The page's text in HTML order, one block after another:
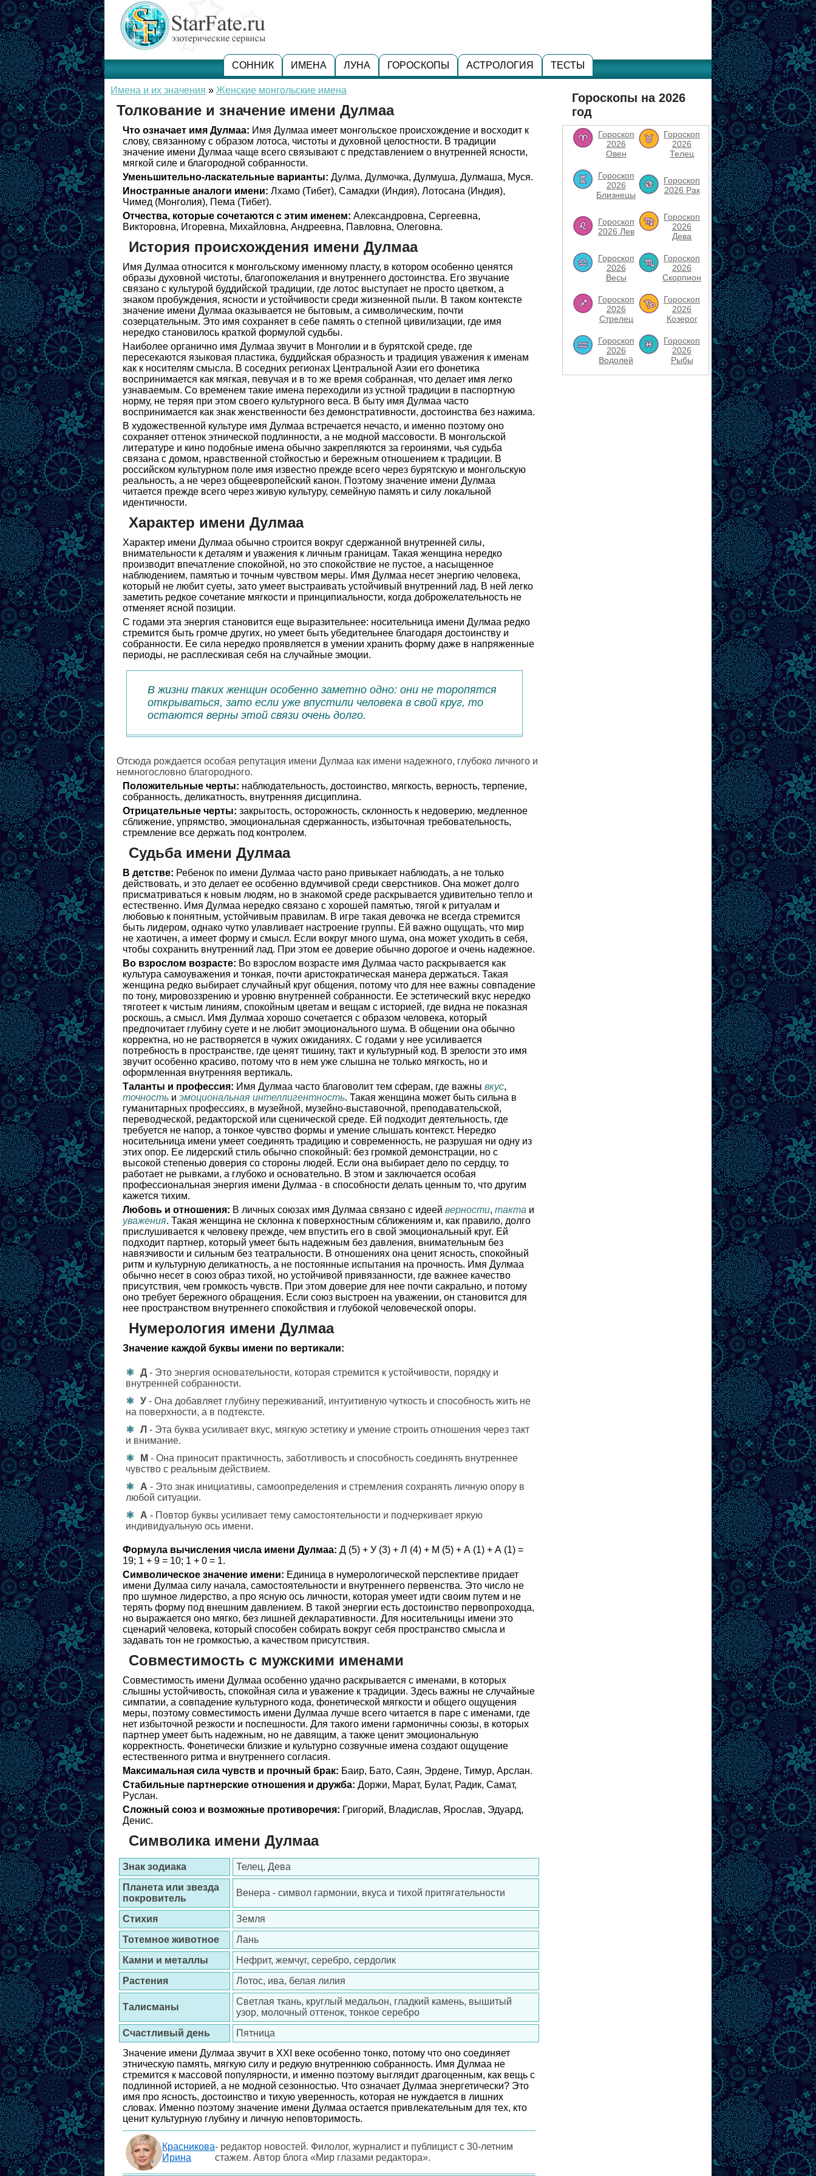
СОННИК ИМЕНА ЛУНА ГОРОСКОПЫ АСТРОЛОГИЯ ТЕСТЫ
Имена и их значения » Женские монгольские имена
Толкование и значение имени Дулмаа
Что означает имя Дулмаа: Имя Дулмаа имеет монгольское происхождение и восходит к
слову, связанному с образом лотоса, чистоты и духовной целостности. В традиции
значение имени Дулмаа чаще всего связывают с представлением о внутренней ясности,
мягкой силе и благородной собранности.
Уменьшительно-ласкательные варианты: Дулма, Дулмочка, Дулмуша, Дулмаша, Муся.
Иностранные аналоги имени: Лхамо (Тибет), Самадхи (Индия), Лотосана (Индия),
Чимед (Монголия), Пема (Тибет).
Отчества, которые сочетаются с этим именем: Александровна, Сергеевна,
Викторовна, Игоревна, Михайловна, Андреевна, Павловна, Олеговна.
История происхождения имени Дулмаа
Имя Дулмаа относится к монгольскому именному пласту, в котором особенно ценятся
образы духовной чистоты, благопожелания и внутреннего достоинства. Его звучание
связано с культурой буддийской традиции, где лотос выступает не просто цветком, а
знаком пробуждения, ясности и устойчивости среди жизненной пыли. В таком контексте
значение имени Дулмаа оказывается не бытовым, а символическим, почти
созерцательным. Это имя сохраняет в себе память о степной цивилизации, где имя
нередко становилось краткой формулой судьбы.
Наиболее органично имя Дулмаа звучит в Монголии и в бурятской среде, где
пересекаются языковая пластика, буддийская образность и традиция уважения к именам
как к носителям смысла. В соседних регионах Центральной Азии его фонетика
воспринимается как мягкая, певучая и в то же время собранная, что делает имя легко
узнаваемым. Со временем такие имена переходили из устной традиции в паспортную
норму, не теряя при этом своего культурного веса. В быту имя Дулмаа часто
воспринимается как знак женственности без демонстративности, достоинства без нажима.
В художественной культуре имя Дулмаа встречается нечасто, и именно поэтому оно
сохраняет оттенок этнической подлинности, а не модной массовости. В монгольской
литературе и кино подобные имена обычно закрепляются за героинями, чья судьба
связана с домом, нравственной стойкостью и бережным отношением к традиции. В
российском культурном поле имя известно прежде всего через бурятскую и монгольскую
реальность, а не через общеевропейский канон. Поэтому значение имени Дулмаа
читается прежде всего через живую культуру, семейную память и силу локальной
идентичности.
Характер имени Дулмаа
Характер имени Дулмаа обычно строится вокруг сдержанной внутренней силы,
внимательности к деталям и уважения к личным границам. Такая женщина нередко
производит впечатление спокойной, но это спокойствие не пустое, а насыщенное
наблюдением, памятью и точным чувством меры. Имя Дулмаа несет энергию человека,
который не любит суеты, зато умеет выстраивать устойчивый внутренний лад. В ней легко
заметить редкое сочетание мягкости и принципиальности, когда доброжелательность не
отменяет ясной позиции.
С годами эта энергия становится еще выразительнее: носительница имени Дулмаа редко
стремится быть громче других, но умеет быть убедительнее благодаря достоинству и
собранности. Ее сила нередко проявляется в умении хранить форму даже в напряженные
периоды, не расплескивая себя на случайные эмоции.
В жизни таких женщин особенно заметно одно: они не торопятся
открываться, зато если уже впустили человека в свой круг, то
остаются верны этой связи очень долго.
Отсюда рождается особая репутация имени Дулмаа как имени надежного, глубоко личного и
немногословно благородного.
Положительные черты: наблюдательность, достоинство, мягкость, верность, терпение,
собранность, деликатность, внутренняя дисциплина.
Отрицательные черты: закрытость, осторожность, склонность к недоверию, медленное
сближение, упрямство, эмоциональная сдержанность, избыточная требовательность,
стремление все держать под контролем.
Судьба имени Дулмаа
В детстве: Ребенок по имени Дулмаа часто рано привыкает наблюдать, а не только
действовать, и это делает ее особенно вдумчивой среди сверстников. Она может долго
присматриваться к новым людям, но в знакомой среде раскрывается удивительно тепло и
естественно. Имя Дулмаа нередко связано с хорошей памятью, тягой к ритуалам и
любовью к понятным, устойчивым правилам. В игре такая девочка не всегда стремится
быть лидером, однако чутко улавливает настроение группы. Ей важно ощущать, что мир
не хаотичен, а имеет форму и смысл. Если вокруг много шума, она может уходить в себя,
чтобы сохранить внутренний лад. При этом ее доверие обычно дорогое и очень надежное.
Во взрослом возрасте: Во взрослом возрасте имя Дулмаа часто раскрывается как
культура самоуважения и тонкая, почти аристократическая манера держаться. Такая
женщина редко выбирает случайный круг общения, потому что для нее важны совпадение
по тону, мировоззрению и уровню внутренней собранности. Ее эстетический вкус нередко
тяготеет к чистым линиям, спокойным цветам и вещам с историей, где видна не показная
роскошь, а смысл. Имя Дулмаа хорошо сочетается с образом человека, который
предпочитает глубину суете и не любит эмоционального шума. В общении она обычно
корректна, но не растворяется в чужих ожиданиях. С годами у нее усиливается
потребность в пространстве, где ценят тишину, такт и культурный код. В зрелости это имя
звучит особенно красиво, потому что в нем уже слышна не только мягкость, но и
оформленная внутренняя вертикаль.
Таланты и профессия: Имя Дулмаа часто благоволит тем сферам, где важны вкус,
точность и эмоциональная интеллигентность. Такая женщина может быть сильна в
гуманитарных профессиях, в музейной, музейно-выставочной, преподавательской,
переводческой, редакторской или сценической среде. Ей подходит деятельность, где
требуется не напор, а тонкое чувство формы и умение слышать контекст. Нередко
носительница имени умеет соединять традицию и современность, не разрушая ни одну из
этих опор. Ее лидерский стиль обычно спокойный: без громкой демонстрации, но с
высокой степенью доверия со стороны людей. Если она выбирает дело по сердцу, то
работает не рывками, а глубоко и основательно. В этом и заключается особая
профессиональная энергия имени Дулмаа - в способности делать ценным то, что другим
кажется тихим.
Любовь и отношения: В личных союзах имя Дулмаа связано с идеей верности, такта и
уважения. Такая женщина не склонна к поверхностным сближениям и, как правило, долго
прислушивается к человеку прежде, чем впустить его в свой эмоциональный круг. Ей
подходит партнер, который умеет быть надежным без давления, внимательным без
навязчивости и сильным без театральности. В отношениях она ценит ясность, спокойный
ритм и культурную деликатность, а не постоянные испытания на прочность. Имя Дулмаа
обычно несет в союз образ тихой, но устойчивой привязанности, где важнее качество
присутствия, чем громкость чувств. При этом доверие для нее почти сакрально, и потому
оно требует бережного обращения. Если союз выстроен на уважении, он становится для
нее пространством внутреннего спокойствия и глубокой человеческой опоры.
Нумерология имени Дулмаа
Значение каждой буквы имени по вертикали:
Д - Это энергия основательности, которая стремится к устойчивости, порядку и
внутренней собранности.
У - Она добавляет глубину переживаний, интуитивную чуткость и способность жить не
на поверхности, а в подтексте.
Л - Эта буква усиливает вкус, мягкую эстетику и умение строить отношения через такт
и внимание.
М - Она приносит практичность, заботливость и способность соединять внутреннее
чувство с реальным действием.
А - Это знак инициативы, самоопределения и стремления сохранять личную опору в
любой ситуации.
А - Повтор буквы усиливает тему самостоятельности и подчеркивает яркую
индивидуальную ось имени.
Формула вычисления числа имени Дулмаа: Д (5) + У (3) + Л (4) + М (5) + А (1) + А (1) =
19; 1 + 9 = 10; 1 + 0 = 1.
Символическое значение имени: Единица в нумерологической перспективе придает
имени Дулмаа силу начала, самостоятельности и внутреннего первенства. Это число не
про шумное лидерство, а про ясную ось личности, которая умеет идти своим путем и не
терять форму под внешним давлением. В такой энергии есть достоинство первопроходца,
но выражается оно мягко, без лишней декларативности. Для носительницы имени это
сценарий человека, который способен собирать вокруг себя пространство смысла и
задавать тон не громкостью, а качеством присутствия.
Совместимость с мужскими именами
Совместимость имени Дулмаа особенно удачно раскрывается с именами, в которых
слышны устойчивость, спокойная сила и уважение к традиции. Здесь важны не случайные
симпатии, а совпадение культурного кода, фонетической мягкости и общего ощущения
меры, поэтому совместимость имени Дулмаа лучше всего читается в паре с именами, где
нет избыточной резкости и поспешности. Для такого имени гармоничны союзы, в которых
партнер умеет быть надежным, но не давящим, а также ценит эмоциональную
корректность. Фонетически близкие и культурно созвучные имена создают ощущение
естественного ритма и внутреннего согласия.
Максимальная сила чувств и прочный брак: Баир, Бато, Саян, Эрдене, Тимур, Арслан.
Стабильные партнерские отношения и дружба: Доржи, Марат, Булат, Радик, Самат,
Руслан.
Сложный союз и возможные противоречия: Григорий, Владислав, Ярослав, Эдуард,
Денис.
Символика имени Дулмаа
Знак зодиака
Телец, Дева
Планета или звезда
покровитель
Венера - символ гармонии, вкуса и тихой притягательности
Стихия
Земля
Тотемное животное
Лань
Камни и металлы
Нефрит, жемчуг, серебро, сердолик
Растения
Лотос, ива, белая лилия
Талисманы
Светлая ткань, круглый медальон, гладкий камень, вышитый
узор, молочный оттенок, тонкое серебро
Счастливый день
Пятница
Значение имени Дулмаа звучит в XXI веке особенно тонко, потому что оно соединяет
этническую память, мягкую силу и редкую внутреннюю собранность. Имя Дулмаа не
стремится к массовой популярности, и именно поэтому выглядит драгоценным, как вещь с
подлинной историей, а не модной сезонностью. Что означает Дулмаа энергетически? Это
имя про ясность, достоинство и тихую уверенность, которая не нуждается в лишних
словах. Именно поэтому значение имени Дулмаа остается привлекательным для тех, кто
ценит культурную глубину и личную неповторимость.
Красникова
Ирина
- редактор новостей. Филолог, журналист и публицист с 30-летним
стажем. Автор блога «Мир глазами редактора».
Гороскопы на 2026
год
Гороскоп
2026
Овен
Гороскоп
2026
Телец
Гороскоп
2026
Близнецы
Гороскоп
2026 Рак
Гороскоп
2026 Лев
Гороскоп
2026
Дева
Гороскоп
2026
Весы
Гороскоп
2026
Скорпион
Гороскоп
2026
Стрелец
Гороскоп
2026
Козерог
Гороскоп
2026
Водолей
Гороскоп
2026
Рыбы